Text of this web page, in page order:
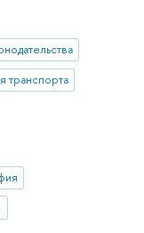
транспорта